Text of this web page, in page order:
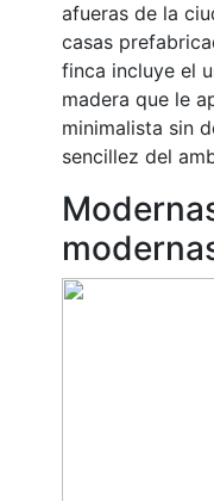
afueras de la
casas
finca incluye el
madera que le
minimalista sin
sencillez del